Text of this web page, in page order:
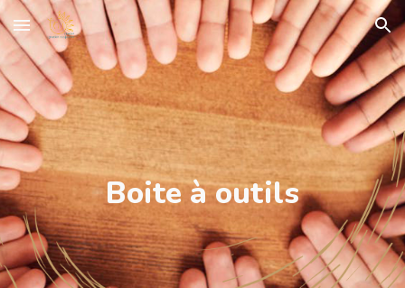
Skip to main content Skip to navigation
Boite à outils